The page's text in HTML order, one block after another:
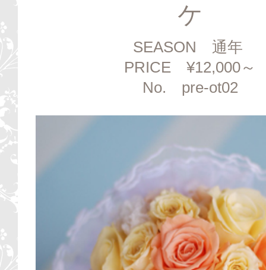
ケ
SEASON 通年
PRICE ¥12,000～
No. pre-ot02